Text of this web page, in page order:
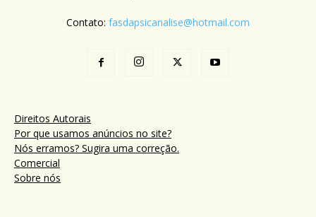
Contato: fasdapsicanalise@hotmail.com
Direitos Autorais
Por que usamos anúncios no site?
Nós erramos? Sugira uma correção.
Comercial
Sobre nós